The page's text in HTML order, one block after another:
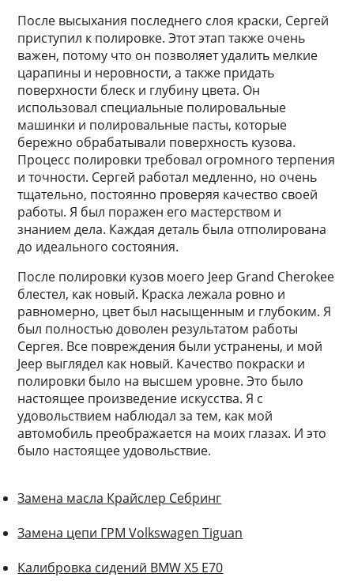
После высыхания последнего слоя краски, Сергей
приступил к полировке. Этот этап также очень
важен, потому что он позволяет удалить мелкие
царапины и неровности, а также придать
поверхности блеск и глубину цвета. Он
использовал специальные полировальные
машинки и полировальные пасты, которые
бережно обрабатывали поверхность кузова.
Процесс полировки требовал огромного терпения
и точности. Сергей работал медленно, но очень
тщательно, постоянно проверяя качество своей
работы. Я был поражен его мастерством и
знанием дела. Каждая деталь была отполирована
до идеального состояния.
После полировки кузов моего Jeep Grand Cherokee
блестел, как новый. Краска лежала ровно и
равномерно, цвет был насыщенным и глубоким. Я
был полностью доволен результатом работы
Сергея. Все повреждения были устранены, и мой
Jeep выглядел как новый. Качество покраски и
полировки было на высшем уровне. Это было
настоящее произведение искусства. Я с
удовольствием наблюдал за тем, как мой
автомобиль преображается на моих глазах. И это
было настоящее удовольствие.
Замена масла Крайслер Себринг
Замена цепи ГРМ Volkswagen Tiguan
Калибровка сидений BMW X5 E70